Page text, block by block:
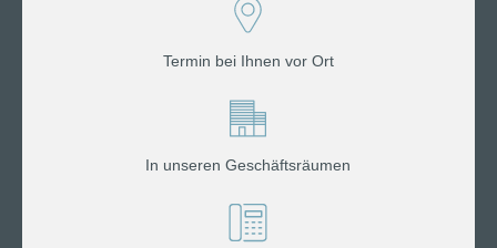
Termin bei Ihnen vor Ort
In unseren Geschäftsräumen